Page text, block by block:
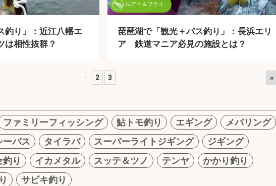
釣り」：近江八幡エ
相性抜群？
ルアー＆フライ
琵琶湖で「観光＋バス釣り」：長浜エリ
ア 鉄道マニア必見の施設とは？
1 2 3 »
ファミリーフィッシング 鮎トモ釣り エギング
メバリング
ーバス タイラバ スーパーライトジギング
ジギング
釣り イカメタル スッテ＆ツノ テンヤ
かかり釣り
サビキ釣り